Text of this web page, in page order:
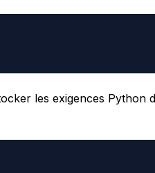
les exigences Python